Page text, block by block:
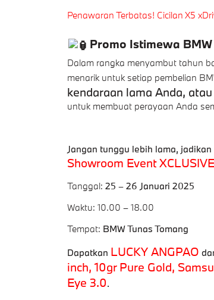
Penawaran Terbatas! Cicilan X5
Promo Istimewa
Dalam rangka menyambut tahun
menarik untuk setiap pembelian
kendaraan lama Anda,
untuk membuat perayaan Anda
Jangan tunggu lebih lama,
Showroom Event
Tanggal:25 – 26 Januari 2025
Waktu: 10.00 – 18.00
Tempat: BMW Tunas Tomang
Dapatkan LUCKY ANGPAO
inch, 10gr Pure Gold,
Eye 3.0.